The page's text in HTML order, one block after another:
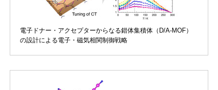
電子ドナー・アクセプターからなる錯体集積体（D/A-MOF）
の設計による電子・磁気相関制御戦略